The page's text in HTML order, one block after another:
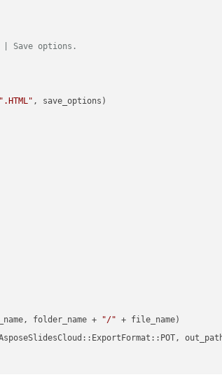
| Save options.
".HTML" , save_options)
folder_name + "/" + file_name)